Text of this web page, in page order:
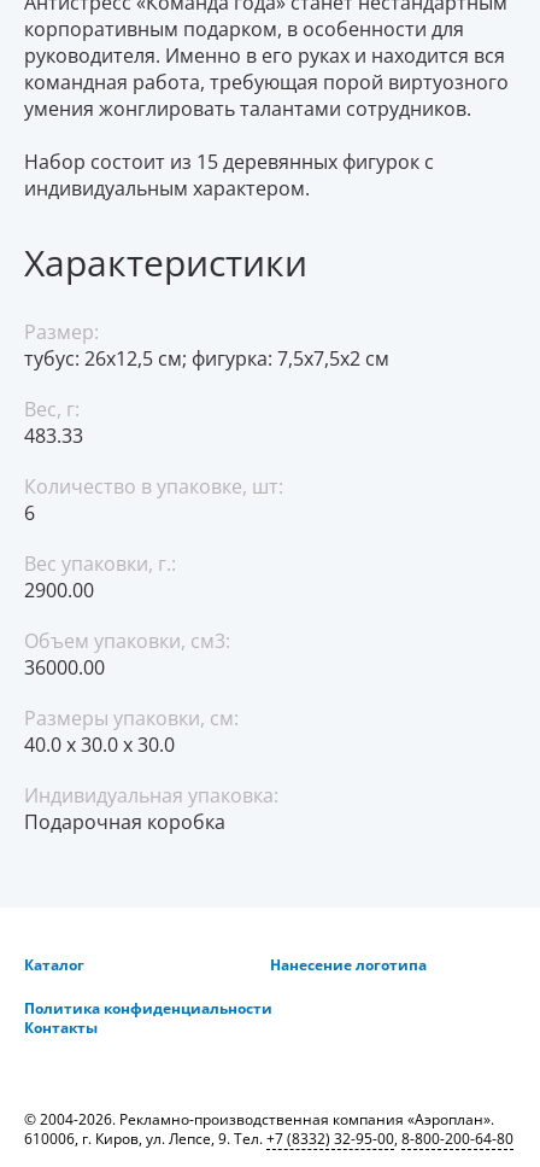
корпоративным подарком, в особенности для
руководителя. Именно в его руках и находится вся
командная работа, требующая порой виртуозного
умения жонглировать талантами сотрудников.
Набор состоит из 15 деревянных фигурок с
индивидуальным характером.
Характеристики
Размер:
тубус: 26х12,5 см; фигурка: 7,5х7,5х2 см
Вес, г:
483.33
Количество в упаковке, шт:
6
Вес упаковки, г.:
2900.00
Объем упаковки, см3:
36000.00
Размеры упаковки, см:
40.0 x 30.0 x 30.0
Индивидуальная упаковка:
Подарочная коробка
Каталог Нанесение логотипа
Политика конфиденциальности
Контакты
© 2004-2026. Рекламно-производственная компания «Аэроплан».
610006, г. Киров, ул. Лепсе, 9. Тел.+7 (8332) 32-95-00,8-800-200-64-80